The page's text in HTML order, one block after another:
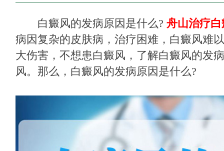
白癜风的发病原因是什么? 舟山治疗
病因复杂的皮肤病，治疗困难，白癜风难
大伤害，不想患白癜风，了解白癜风的发
风。那么，白癜风的发病原因是什么?